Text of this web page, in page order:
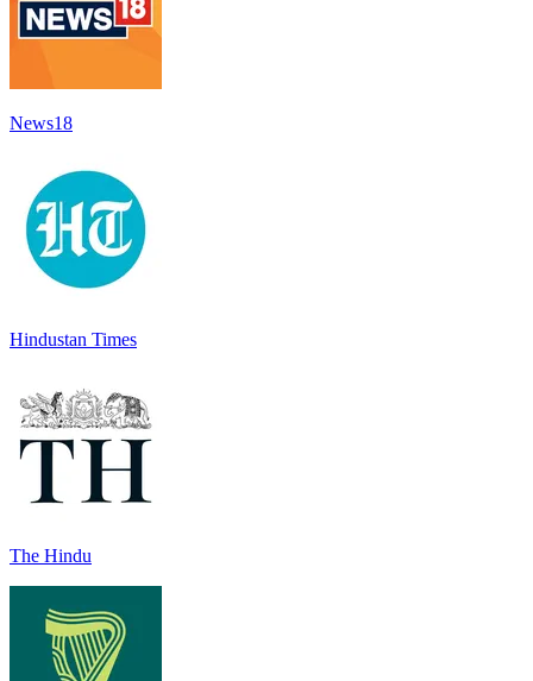
News18
Hindustan Times
The Hindu